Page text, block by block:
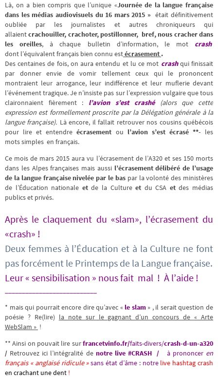
Là, on a bien compris que l’unique «Journée de la langue française
dans les médias audiovisuels du 16 mars 2015 » était définitivement
oubliée par les journalistes et autres chroniqueurs qui
allaientcrachouiller, crachoter, postillonner, bref, nous cracher dans
les oreilles, à chaque bulletin d’information, le mot crash
dont l’équivalent français bien connu estécrasement .
Des centaines de fois, on aura entendu et lu ce mot crash qui finissait
par donner envie de vomir tellement ceux qui le prononcent
montraient leur arrogance, leur indifférence et leur muflerie devant
l’événement tragique. Je n’insiste pas sur l’expression vulgaire que tous
claironnaient fièrement : l’avion s’est crashé
(alors que cette
expression est formellement proscrite par la Délégation générale à la
langue française). Là encore, il fallait retrouver nos cousins québécois
pour lire et entendreécrasement ou l’avion s’est écrasé **- les
mots simples en français.
Ce mois de mars 2015 aura vu l’écrasement de l’A320 et ses 150 morts
dans les Alpes françaises mais aussi l’écrasement délibéré de l’usage
de la langue française nivelée par le bas par la volonté des ministères
de l’Éducation nationale etde la Cultureet du CSA etdes médias
publics et privés.
Après le claquement du «slam», l’écrasement du
«crash» !
Deux femmes à l’Éducation et à la Culture ne font
pas forcément le Printemps de la Langue française.
Leur « sensibilisation » nous fait mal ! À l’aide !
* mais qui pourrait encore dire qu’avec «le slam» , il serait question de
poésie ? Re(lire) la note sur le gagnant d’un concours de « Arte
WebSlam » !
** Ainsi on pouvait lire surfrancetvinfo.fr/faits-divers/crash-d-un-a320
/ Retrouvez ici l’intégralité denotre live #CRASH / à prononcer en
français « anglaisé ridicule »sans état d’âme : notre live hashtag crash
en crachant une dent !